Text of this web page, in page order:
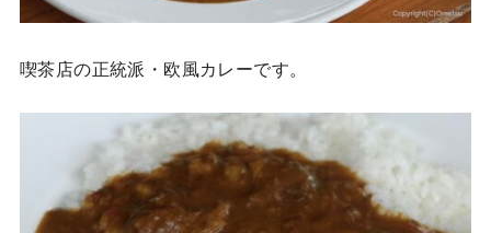
喫茶店の正統派・欧風カレーです。